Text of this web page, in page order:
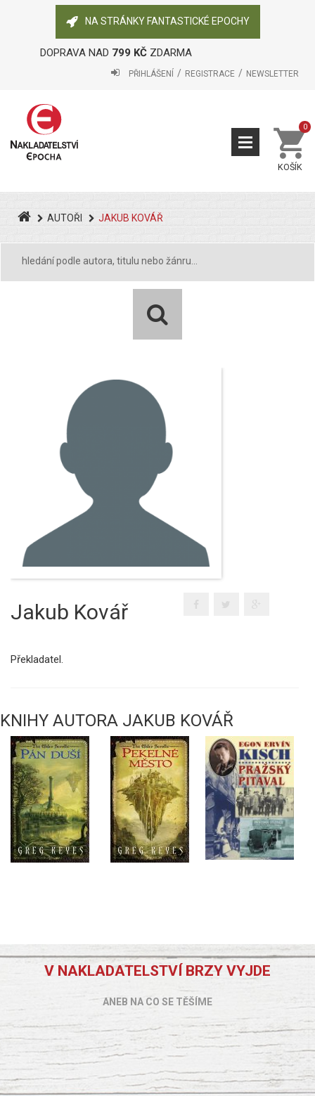
NA STRÁNKY FANTASTICKÉ EPOCHY
DOPRAVA NAD 799 KČZDARMA
PŘIHLÁŠENÍ REGISTRACE NEWSLETTER
KOŠÍK
0
AUTOŘI JAKUB KOVÁŘ
Jakub Kovář
Překladatel.
KNIHY AUTORA JAKUB KOVÁŘ
V NAKLADATELSTVÍ BRZY VYJDE
ANEB NA CO SE TĚŠÍME